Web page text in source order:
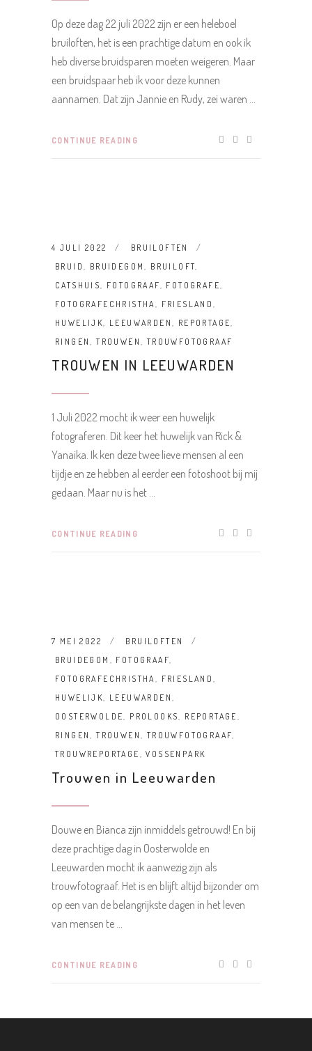
Op deze dag 22 juli 2022 zijn er een heleboel
bruiloften, het is een prachtige datum en ook ik
heb diverse bruidsparen moeten weigeren. Maar
een bruidspaar heb ik voor deze kunnen
aannamen. Dat zijn Jannie en Rudy, zei waren
CONTINUE READING
4 JULI 2022
BRUILOFTEN
BRUID , BRUIDEGOM, BRUILOFT,
CATSHUIS, FOTOGRAAF, FOTOGRAFE,
FOTOGRAFECHRISTHA, FRIESLAND,
HUWELIJK, LEEUWARDEN, REPORTAGE,
RINGEN,TROUWEN, TROUWFOTOGRAAF
TROUWEN IN LEEUWARDEN
1 Juli 2022 mocht ik weer een huwelijk
fotograferen. Dit keer het huwelijk van Rick &
Yanaika. Ik ken deze twee lieve mensen al een
tijdje en ze hebben al eerder een fotoshoot bij mij
gedaan. Maar nu is het
CONTINUE READING
7 MEI 2022
BRUILOFTEN
BRUIDEGOM , FOTOGRAAF,
FOTOGRAFECHRISTHA, FRIESLAND,
HUWELIJK, LEEUWARDEN,
OOSTERWOLDE, PROLOOKS, REPORTAGE ,
RINGEN,TROUWEN, TROUWFOTOGRAAF,
TROUWREPORTAGE ,VOSSENPARK
Trouwen in Leeuwarden
Douwe en Bianca zijn inmiddels getrouwd! En bij
deze prachtige dag in Oosterwolde en
Leeuwarden mocht ik aanwezig zijn als
trouwfotograaf. Het is en blijft altijd bijzonder om
op een van de belangrijkste dagen in het leven
van mensen te
CONTINUE READING